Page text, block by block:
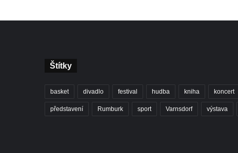
Štítky
basket divadlo festival hudba kniha koncert
představení Rumburk sport Varnsdorf výstava